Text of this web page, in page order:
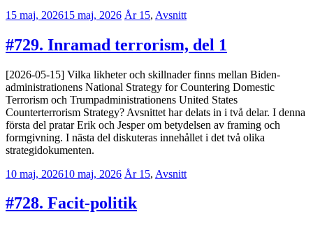
15 maj, 202615 maj, 2026 Erik
År 15, Avsnitt
#729. Inramad terrorism, del 1
[2026-05-15] Vilka likheter och skillnader finns mellan Biden-
administrationens National Strategy for Countering Domestic
Terrorism och Trumpadministrationens United States
Counterterrorism Strategy? Avsnittet har delats in i två delar. I denna
första del pratar Erik och Jesper om betydelsen av framing och
formgivning. I nästa del diskuteras innehållet i det två olika
strategidokumenten.
10 maj, 202610 maj, 2026 Erik
År 15, Avsnitt
#728. Facit-politik